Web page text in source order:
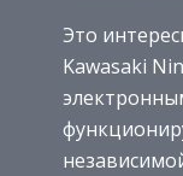
Это
Kawasaki